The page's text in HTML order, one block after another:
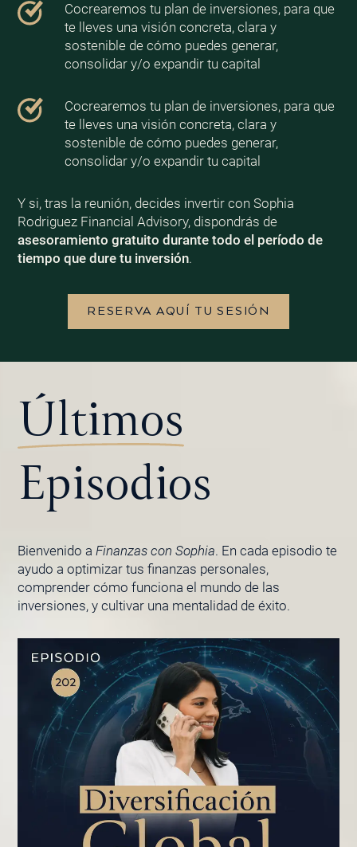
Cocrearemos tu plan de inversiones, para que
te lleves una visión concreta, clara y
sostenible de cómo puedes generar,
consolidar y/o expandir tu capital
Cocrearemos tu plan de inversiones, para que
te lleves una visión concreta, clara y
sostenible de cómo puedes generar,
consolidar y/o expandir tu capital
Y si, tras la reunión, decides invertir con Sophia
Rodriguez Financial Advisory, dispondrás de
asesoramiento gratuito durante todo el período de
tiempo que dure tu inversión.
RESERVA AQUÍ TU SESIÓN
Últimos
Episodios
Bienvenido a Finanzas con Sophia. En cada episodio te
ayudo a optimizar tus finanzas personales,
comprender cómo funciona el mundo de las
inversiones, y cultivar una mentalidad de éxito.
PÁGINA
PÁGINA
PÁGINAPÁGINA